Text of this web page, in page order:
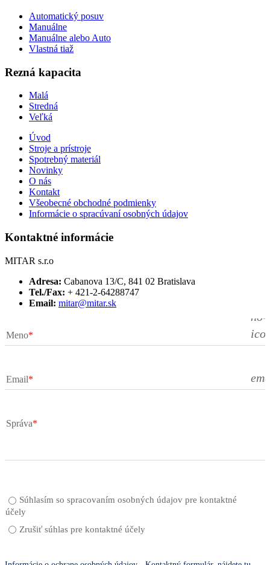
Automatický posuv
Manuálne
Manuálne alebo Auto
Vlastná tiaž
Rezná kapacita
Malá
Stredná
Veľká
Úvod
Stroje a prístroje
Spotrebný materiál
Novinky
O nás
Kontakt
Všeobecné obchodné podmienky
Informácie o spracúvaní osobných údajov
Kontaktné informácie
MITAR s.r.o
Adresa: Cabanova 13/C, 841 02 Bratislava
Tel./Fax: + 421-2-64288747
Email: mitar@mitar.sk
Meno
no-
Email
Správa
Súhlasím so spracovaním osobných údajov pre kontaktné
účely
Zrušiť súhlas pre kontaktné účely